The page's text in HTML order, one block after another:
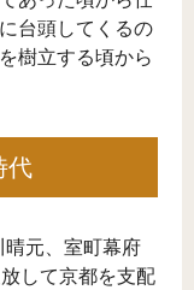
台頭してくるの
樹立する頃から
代
元、室町幕府
して京都を支配